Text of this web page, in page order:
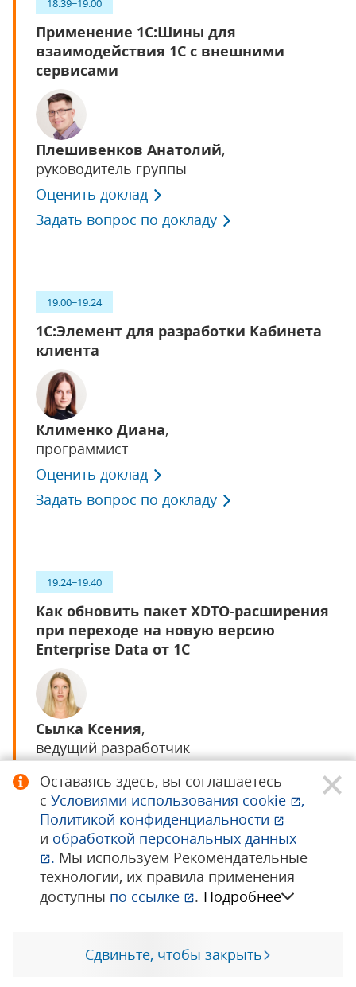
18:39−19:00
Применение 1С:Шины для
взаимодействия 1С с внешними
сервисами
Плешивенков Анатолий,
руководитель группы
Оценить доклад
Задать вопрос по докладу
19:00−19:24
1С:Элемент для разработки Кабинета
клиента
Клименко Диана,
программист
Оценить доклад
Задать вопрос по докладу
19:24−19:40
Как обновить пакет XDTO-расширения
при переходе на новую версию
Enterprise Data от 1С
Сылка Ксения,
ведущий разработчик
Оценить доклад
Задать вопрос по докладу
ЗАКРЫТИЕ
Оставаясь здесь, вы соглашаетесь
с Условиями использования cookie
,
Политикой конфиденциальности
и обработкой персональных данных
. Мы используем Рекомендательные
технологии, их правила применения
доступны по ссылке . Подробнее
Сдвиньте, чтобы закрыть
Позвоните мне